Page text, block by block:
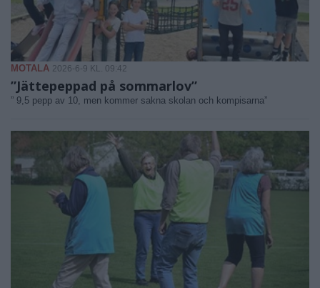
MOTALA 2026-6-9 KL. 09:42
”Jättepeppad på sommarlov”
” 9,5 pepp av 10, men kommer sakna skolan och kompisarna”